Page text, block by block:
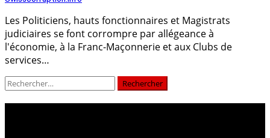
Les Politiciens, hauts fonctionnaires et Magistrats
judiciaires se font corrompre par allégeance à
l'économie, à la Franc-Maçonnerie et aux Clubs de
services…
Rechercher :